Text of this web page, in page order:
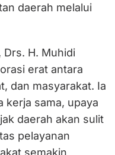
daerah melalui
H. Muhidi
erat antara
dan masyarakat. Ia
kerja sama, upaya
daerah akan sulit
pelayanan
semakin